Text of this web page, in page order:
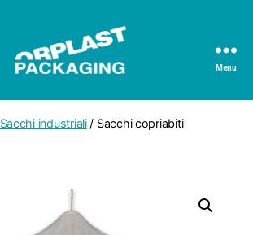
Packaging
Menu
Sacchi industriali/ Sacchi copriabiti